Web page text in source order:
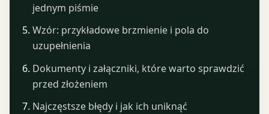
jednym piśmie
Wzór: przykładowe brzmienie i pola do
uzupełnienia
Dokumenty i załączniki, które warto sprawdzić
przed złożeniem
Najczęstsze błędy i jak ich uniknąć